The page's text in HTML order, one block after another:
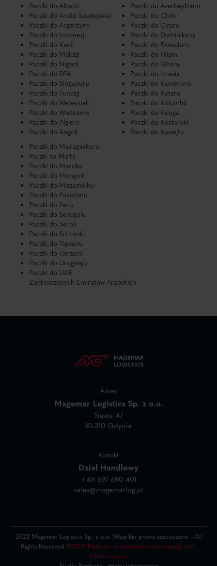
Paczki do Albanii
Paczki do Arabii Saudyjskiej
Paczki do Argentyny
Paczki do Indonezji
Paczki do Kenii
Paczki do Malezji
Paczki do Nigerii
Paczki do RPA
Paczki do Singapuru
Paczki do Tunezji
Paczki do Wenezueli
Paczki do Wietnamu
Paczki do Algierii
Paczki do Angoli
Paczki do Azerbejdżanu
Paczki do Chile
Paczki do Cypru
Paczki do Dominikany
Paczki do Ekwadoru
Paczki do Filipin
Paczki do Ghany
Paczki do Izraela
Paczki do Kamerunu
Paczki do Kataru
Paczki do Kolumbii
Paczki do Konga
Paczki do Kostaryki
Paczki do Kuwejtu
Paczki do Madagaskaru
Paczki na Maltę
Paczki do Maroka
Paczki do Mongolii
Paczki do Mozambiku
Paczki do Pakistanu
Paczki do Peru
Paczki do Senegalu
Paczki do Serbii
Paczki do Sri Lanki
Paczki do Tajwanu
Paczki do Tanzanii
Paczki do Urugwaju
Paczki do UAE
Zjednoczonych Emiratów Arabskich
Adres
Magemar Logistics Sp. z o.o.
Śląska 47
81-310 Gdynia
Kontakt
Dział Handlowy
+48 697 690 401
sales@magemarlog.pl
2022 Magemar Logistics Sp. z o.o. Wszelkie prawa zastrzeżone - All
Rights Reserved RODO Polityka prywatności Informacja dot.
fakturowania